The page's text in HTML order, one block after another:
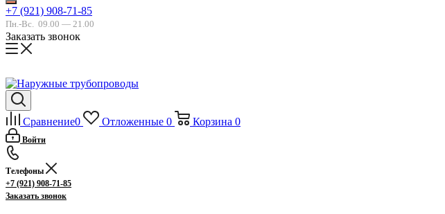
+7 (921) 908-71-85
Пн.-Вс. 09.00 — 21.00
Заказать звонок
Сравнение0 Отложенные 0 Корзина 0
Войти
Телефоны
+7 (921) 908-71-85
Заказать звонок